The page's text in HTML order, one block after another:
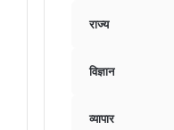
राज्य
विज्ञान
व्यापार